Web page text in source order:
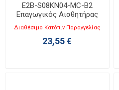
E2B-S08KN04-MC-B2
Επαγωγικός Αισθητήρας
M8
Διαθέσιμο Κατόπιν Παραγγελίας
23,55 €